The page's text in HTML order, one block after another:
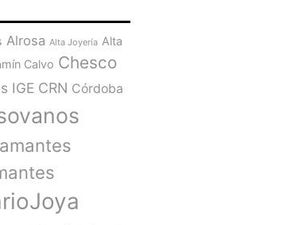
Alrosa Alta Joyería Alta
Calvo Chesco
IGE CRN Córdoba